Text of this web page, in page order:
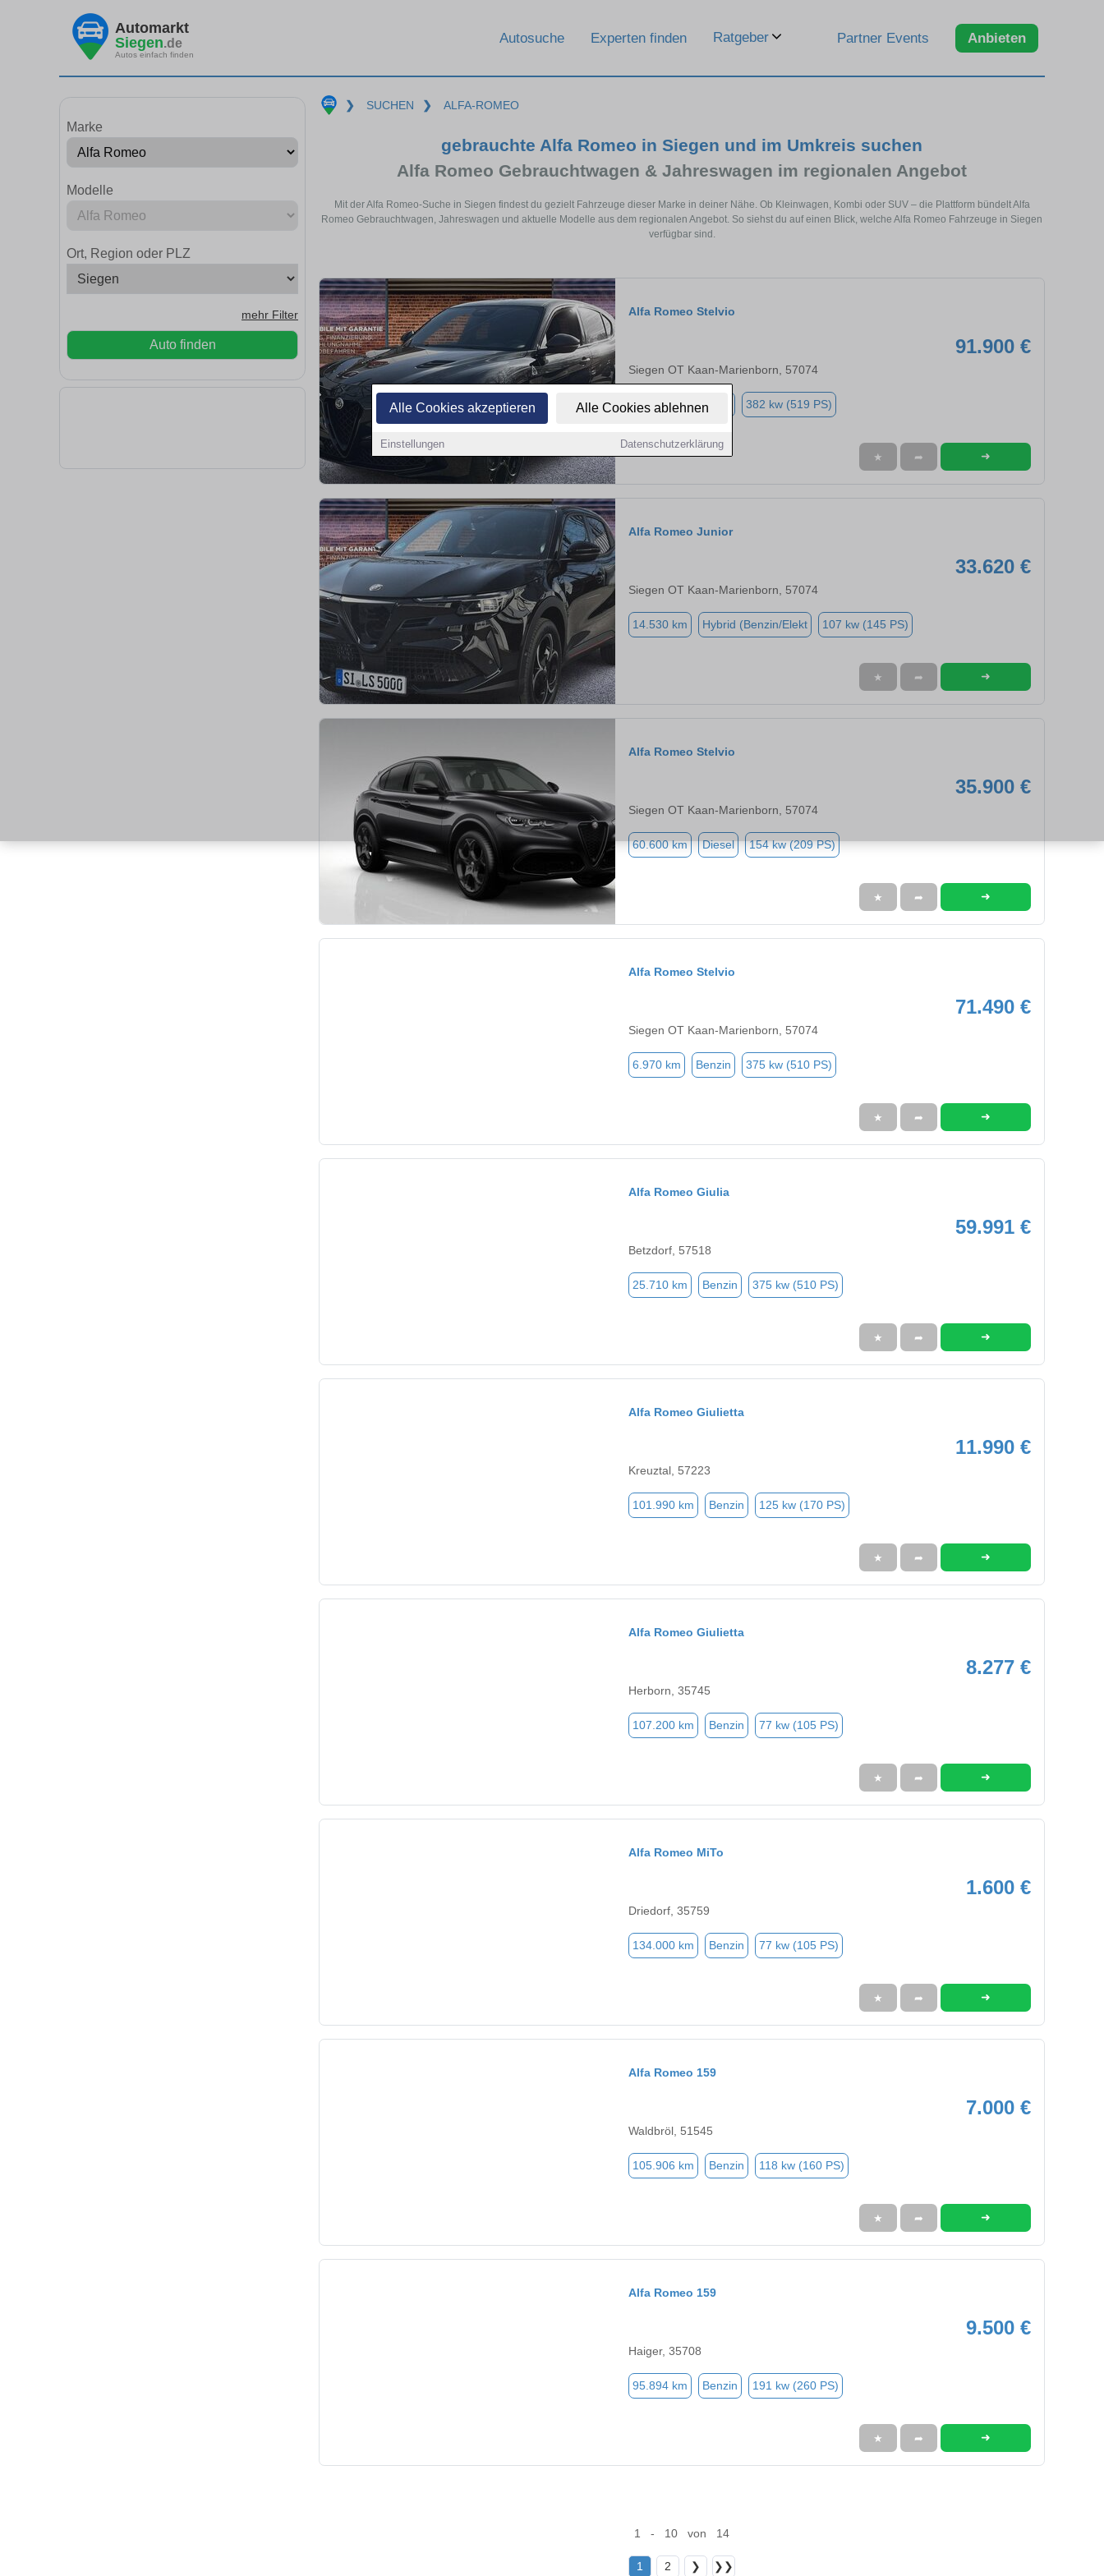
Alle Cookies akzeptieren Alle Cookies ablehnen
Einstellungen Datenschutzerklärung
Automarkt
Siegen.de
Autos einfach finden
Autosuche Experten finden Ratgeber Partner Events Anbieten
Marke
Modelle
Ort, Region oder PLZ
mehr Filter
Auto finden
❯ SUCHEN ❯ ALFA-ROMEO
gebrauchte Alfa Romeo in Siegen und im Umkreis suchen
Alfa Romeo Gebrauchtwagen & Jahreswagen im regionalen Angebot
Mit der Alfa Romeo-Suche in Siegen findest du gezielt Fahrzeuge dieser Marke in deiner Nähe. Ob Kleinwagen, Kombi oder SUV – die Plattform bündelt Alfa
Romeo Gebrauchtwagen, Jahreswagen und aktuelle Modelle aus dem regionalen Angebot. So siehst du auf einen Blick, welche Alfa Romeo Fahrzeuge in Siegen
verfügbar sind.
Alfa Romeo Stelvio
91.900 €
Siegen OT Kaan-Marienborn, 57074
5.500 km Benzin 382 kw (519 PS)
★ ➦ ➜
Alfa Romeo Junior
33.620 €
Siegen OT Kaan-Marienborn, 57074
14.530 km Hybrid (Benzin/Elekt 107 kw (145 PS)
★ ➦ ➜
Alfa Romeo Stelvio
35.900 €
Siegen OT Kaan-Marienborn, 57074
60.600 km Diesel 154 kw (209 PS)
★ ➦ ➜
Alfa Romeo Stelvio
71.490 €
Siegen OT Kaan-Marienborn, 57074
6.970 km Benzin 375 kw (510 PS)
★ ➦ ➜
Alfa Romeo Giulia
59.991 €
Betzdorf, 57518
25.710 km Benzin 375 kw (510 PS)
★ ➦ ➜
Alfa Romeo Giulietta
11.990 €
Kreuztal, 57223
101.990 km Benzin 125 kw (170 PS)
★ ➦ ➜
Alfa Romeo Giulietta
8.277 €
Herborn, 35745
107.200 km Benzin 77 kw (105 PS)
★ ➦ ➜
Alfa Romeo MiTo
1.600 €
Driedorf, 35759
134.000 km Benzin 77 kw (105 PS)
★ ➦ ➜
Alfa Romeo 159
7.000 €
Waldbröl, 51545
105.906 km Benzin 118 kw (160 PS)
★ ➦ ➜
Alfa Romeo 159
9.500 €
Haiger, 35708
95.894 km Benzin 191 kw (260 PS)
★ ➦ ➜
1 - 10 von 14
1 2 ❯ ❯❯